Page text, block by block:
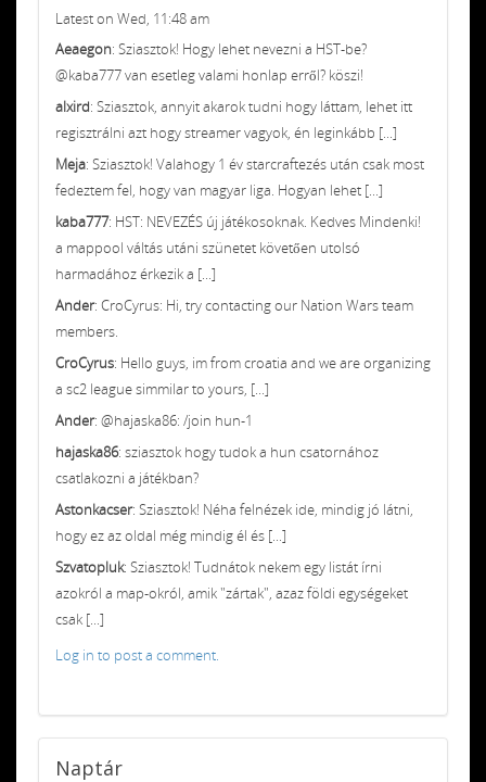
Latest on Wed, 11:48 am
Aeaegon: Sziasztok! Hogy lehet nevezni a HST-be?
@kaba777 van esetleg valami honlap erről? köszi!
alxird: Sziasztok, annyit akarok tudni hogy láttam, lehet itt
regisztrálni azt hogy streamer vagyok, én leginkább [...]
Meja: Sziasztok! Valahogy 1 év starcraftezés után csak most
fedeztem fel, hogy van magyar liga. Hogyan lehet [...]
kaba777: HST: NEVEZÉS új játékosoknak. Kedves Mindenki!
a mappool váltás utáni szünetet követően utolsó
harmadához érkezik a [...]
Ander: CroCyrus: Hi, try contacting our Nation Wars team
members.
CroCyrus: Hello guys, im from croatia and we are organizing
a sc2 league simmilar to yours, [...]
Ander: @hajaska86: /join hun-1
hajaska86: sziasztok hogy tudok a hun csatornához
csatlakozni a játékban?
Astonkacser: Sziasztok! Néha felnézek ide, mindig jó látni,
hogy ez az oldal még mindig él és [...]
Szvatopluk: Sziasztok! Tudnátok nekem egy listát írni
azokról a map-okról, amik "zártak", azaz földi egységeket
csak [...]
Log in to post a comment.
Naptár